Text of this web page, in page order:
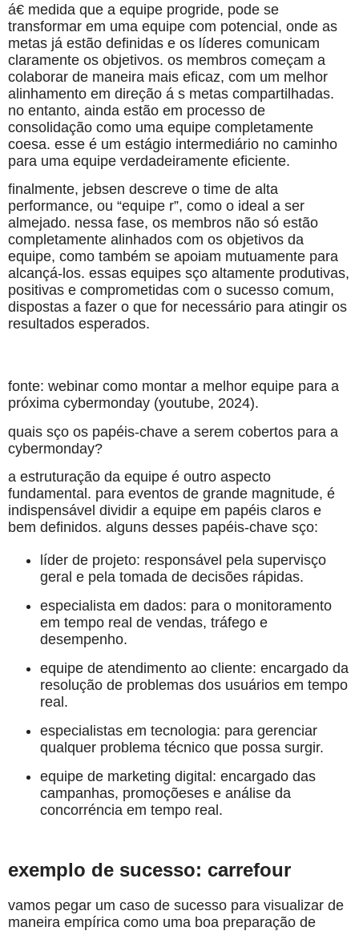
á€ medida que a equipe progride, pode se
transformar em uma equipe com potencial, onde as
metas já estão definidas e os líderes comunicam
claramente os objetivos. os membros começam a
colaborar de maneira mais eficaz, com um melhor
alinhamento em direção á s metas compartilhadas.
no entanto, ainda estão em processo de
consolidação como uma equipe completamente
coesa. esse é um estágio intermediário no caminho
para uma equipe verdadeiramente eficiente.
finalmente, jebsen descreve o time de alta
performance, ou “equipe r”, como o ideal a ser
almejado. nessa fase, os membros não só estão
completamente alinhados com os objetivos da
equipe, como também se apoiam mutuamente para
alcançá-los. essas equipes sço altamente produtivas,
positivas e comprometidas com o sucesso comum,
dispostas a fazer o que for necessário para atingir os
resultados esperados.
fonte: webinar como montar a melhor equipe para a
próxima cybermonday (youtube, 2024).
quais sço os papéis-chave a serem cobertos para a
cybermonday?
a estruturação da equipe é outro aspecto
fundamental. para eventos de grande magnitude, é
indispensável dividir a equipe em papéis claros e
bem definidos. alguns desses papéis-chave sço:
líder de projeto: responsável pela supervisço
geral e pela tomada de decisões rápidas.
especialista em dados: para o monitoramento
em tempo real de vendas, tráfego e
desempenho.
equipe de atendimento ao cliente: encargado da
resolução de problemas dos usuários em tempo
real.
especialistas em tecnologia: para gerenciar
qualquer problema técnico que possa surgir.
equipe de marketing digital: encargado das
campanhas, promoçõeses e análise da
concorréncia em tempo real.
exemplo de sucesso: carrefour
vamos pegar um caso de sucesso para visualizar de
maneira empírica como uma boa preparação de